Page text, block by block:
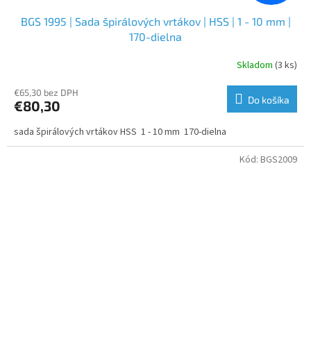
BGS 1995 | Sada špirálových vrtákov | HSS | 1 - 10 mm |
170-dielna
Skladom (3 ks)
€65,30 bez DPH
€80,30 Do košíka
sada špirálových vrtákov HSS 1 - 10 mm 170-dielna
Kód: BGS2009